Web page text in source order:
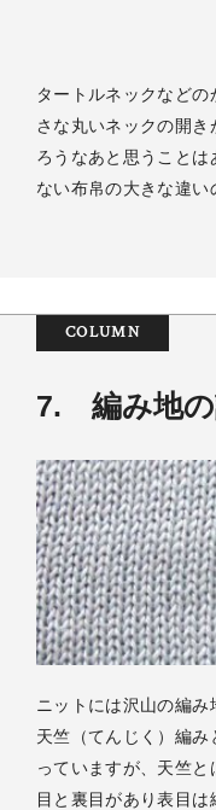
タートルネックなど
さな丸いネックの開
ろうなあと思うこと
ない布帛の大きな違い
COLUMN
7. 編み地
ニットには沢山の編み
天竺（てんじく）編
っていますが、天竺
目と裏目があり表目